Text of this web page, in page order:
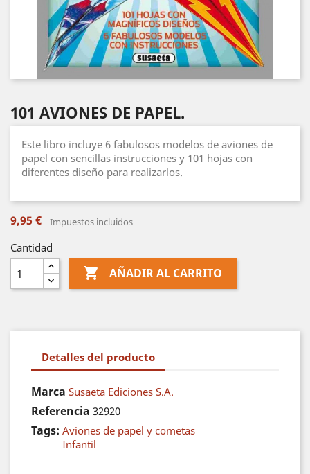
101 AVIONES DE PAPEL.
Este libro incluye 6 fabulosos modelos de aviones de
papel con sencillas instrucciones y 101 hojas con
diferentes diseño para realizarlos.
9,95 € Impuestos incluidos
Cantidad
 AÑADIR AL CARRITO
Detalles del producto
Marca Susaeta Ediciones S.A.
Referencia 32920
Tags: Aviones de papel y cometas
Infantil